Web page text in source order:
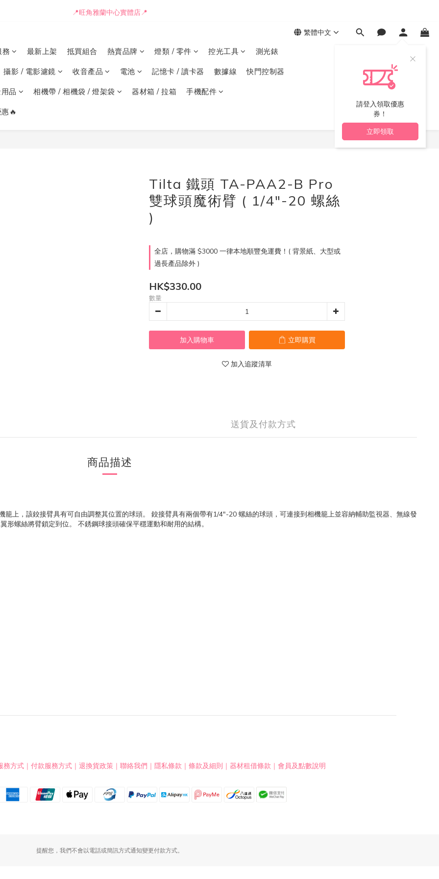
📒🖋️報價單 / 採購表格🖋️📒
📍旺角雅蘭中心實體店📍
📒🖋️報價單 / 採購表格🖋️📒
繁體中文
請登入領取優惠
券！
立即領取
最新上架 抵買組合 熱賣品牌 燈類 / 零件 控光工具 測光錶
攝影 / 電影濾鏡 收音產品 電池 記憶卡 / 讀卡器 數據線 快門控制器
品 相機帶 / 相機袋 / 燈架袋 器材箱 / 拉箱 手機配件
🔥
Tilta 鐵頭 TA-PAA2-B Pro
雙球頭魔術臂 ( 1/4″-20 螺絲
)
全店，購物滿 $3000 一律本地順豐免運費！( 背景紙、大型或
過長產品除外 )
HK$330.00
數量
加入購物車 立即購買
加入追蹤清單
送貨及付款方式
商品描述
上，該鉸接臂具有可自由調整其位置的球頭。 鉸接臂具有兩個帶有1/4"-20 螺絲的球頭，可連接到相機籠上並容納輔助監視器、無線發
螺絲將臂鎖定到位。 不銹鋼球接頭確保平穩運動和耐用的結構。
立即購買
務方式 ｜ 付款服務方式 ｜ 退換貨政策 ｜ 聯絡我們 ｜ 隱私條款 ｜ 條款及細則 ｜ 器材租借條款 ｜ 會員及點數說明
提醒您，我們不會以電話或簡訊方式通知變更付款方式。